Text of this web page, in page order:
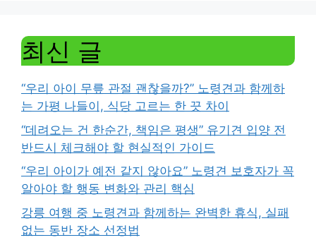
최신 글
“우리 아이 무릎 관절 괜찮을까?” 노령견과 함께하
는 가평 나들이, 식당 고르는 한 끗 차이
“데려오는 건 한순간, 책임은 평생” 유기견 입양 전
반드시 체크해야 할 현실적인 가이드
“우리 아이가 예전 같지 않아요” 노령견 보호자가 꼭
알아야 할 행동 변화와 관리 핵심
강릉 여행 중 노령견과 함께하는 완벽한 휴식, 실패
없는 동반 장소 선정법